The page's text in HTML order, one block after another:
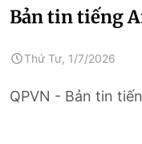
Bản tin tiếng
Thứ Tư, 1/7/2026
QPVN - Bản tin